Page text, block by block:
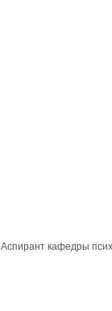
Аспирант кафедры